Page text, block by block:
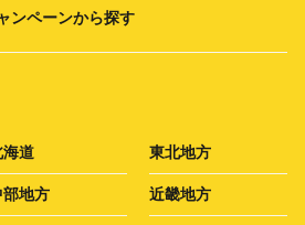
ンペーンから探す
海道 東北地方
部地方 近畿地方